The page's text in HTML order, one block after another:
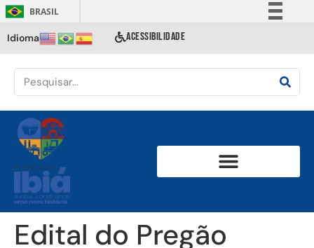
BRASIL
Comunica BR
Acesso à informação
Idioma ACESSIBILIDADE
Edital do Pregão